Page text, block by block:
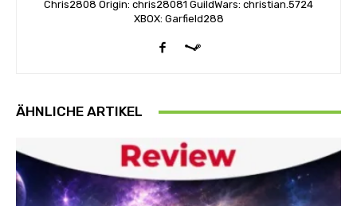
Chris2808 Origin: chris28081 GuildWars: christian.5724
XBOX: Garfield288
ÄHNLICHE ARTIKEL